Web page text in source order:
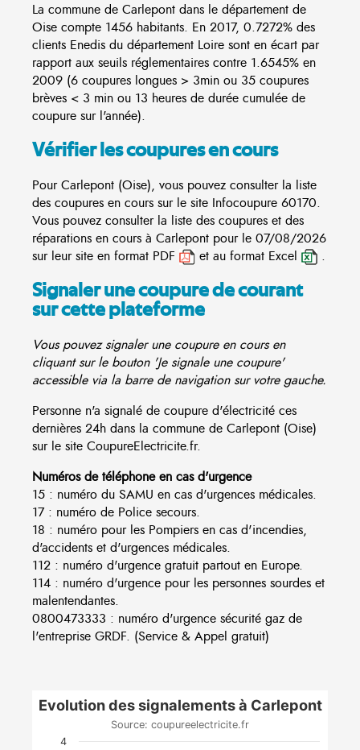
La commune de Carlepont dans le département de
Oise compte 1456 habitants. En 2017, 0.7272% des
clients Enedis du département Loire sont en écart par
rapport aux seuils réglementaires contre 1.6545% en
2009 (6 coupures longues > 3min ou 35 coupures
brèves < 3 min ou 13 heures de durée cumulée de
coupure sur l'année).
Vérifier les coupures en cours
Pour Carlepont (Oise), vous pouvez consulter la liste
des coupures en cours sur le site Infocoupure 60170.
Vous pouvez consulter la liste des coupures et des
réparations en cours à Carlepont pour le 07/08/2026
sur leur site en format PDF
et au format Excel .
Signaler une coupure de courant
sur cette plateforme
Vous pouvez signaler une coupure en cours en
cliquant sur le bouton 'Je signale une coupure'
accessible via la barre de navigation sur votre gauche.
Personne n'a signalé de coupure d'électricité ces
dernières 24h dans la commune de Carlepont (Oise)
sur le site CoupureElectricite.fr.
Numéros de téléphone en cas d'urgence
15 : numéro du SAMU en cas d'urgences médicales.
17 : numéro de Police secours.
18 : numéro pour les Pompiers en cas d'incendies,
d'accidents et d'urgences médicales.
112 : numéro d'urgence gratuit partout en Europe.
114 : numéro d'urgence pour les personnes sourdes et
malentendantes.
0800473333 : numéro d'urgence sécurité gaz de
l'entreprise GRDF. (Service & Appel gratuit)
Evolution des signalements à Carlepont
Source: coupureelectricite.fr
4